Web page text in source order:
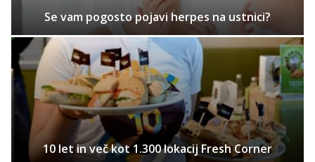
Se vam pogosto pojavi herpes na ustnici?
10 let in več kot 1.300 lokacij Fresh Corner